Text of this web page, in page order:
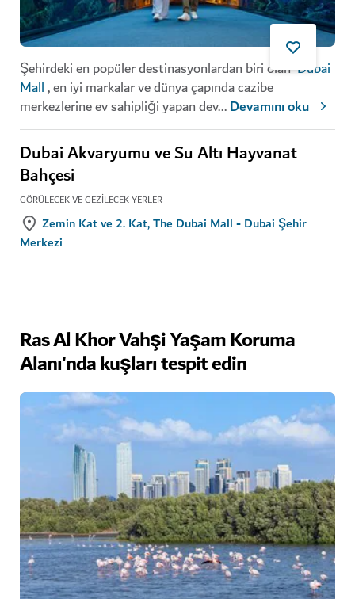
Şehirdeki en popüler destinasyonlardan biri olanDubai
Mall, en iyi markalar ve dünya çapında cazibe
merkezlerine ev sahipliği yapan dev...Devamını oku
Dubai Akvaryumu ve Su Altı Hayvanat
Bahçesi
GÖRÜLECEK VE GEZILECEK YERLER
Zemin Kat ve 2. Kat, The Dubai Mall - Dubai Şehir
Merkezi
Ras Al Khor Vahşi Yaşam Koruma
Alanı'nda kuşları tespit edin